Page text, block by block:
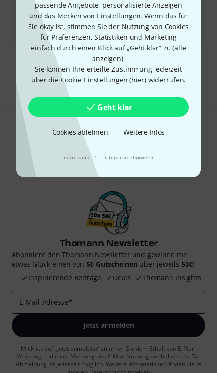
passende Angebote, personalisierte Anzeigen
und das Merken von Einstellungen. Wenn das für
Sie okay ist, stimmen Sie der Nutzung von Cookies
für Präferenzen, Statistiken und Marketing
einfach durch einen Klick auf „Geht klar“ zu (alle
anzeigen).
Sie können Ihre erteilte Zustimmung jederzeit
über die Cookie-Einstellungen (hier) widerrufen.
Geht klar
Cookies ablehnen Weitere Infos
Impressum · Datenschutzhinweise
Sofort lieferbar
37€
Kostenloser Versand ab 29 €
Alle Preise inkl. MwSt.
Gefällt Ihnen, was Sie sehen?
Thomann Newsletter
Abonniere den Thomann Newsletter und gewinne mit
etwas Glück einen von 50 Gutscheinen über jeweils 50€!
Inspirierende Beiträge
Deals Thomann Insights
E-Mail-Adresse*
Jetzt anmelden
Mit Klick auf „Jetzt anmelden“ stimmen Sie dem Erhalt von E-Mail-
Werbung und einer Messung des E-Mail-Nutzungsverhaltens zu. Die
Abmeldung ist jederzeit möglich. Weitere Informationen finden Sie in